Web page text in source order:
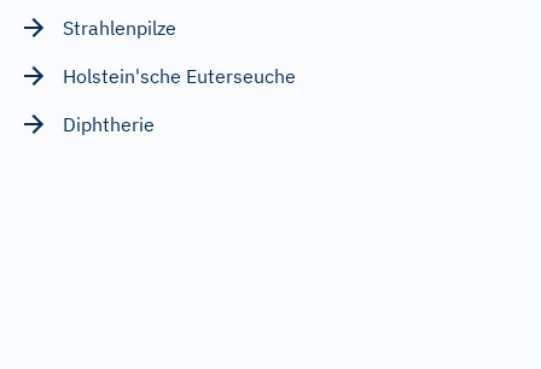
Strahlenpilze
Holstein'sche Euterseuche
Diphtherie